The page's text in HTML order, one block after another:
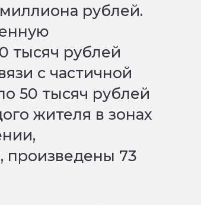
рублей.
тысяч рублей
с частичной
50 тысяч рублей
жителя в зонах
произведены 73